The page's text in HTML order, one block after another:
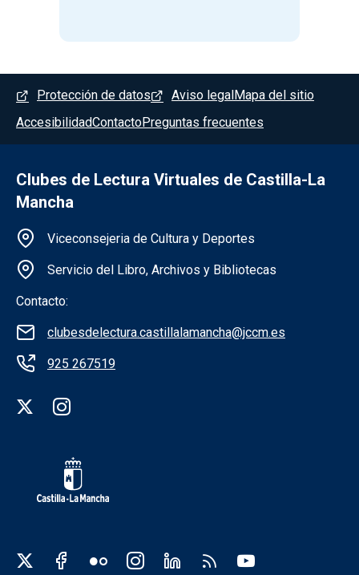
Menú del pie
Protección de datos Aviso legal Mapa del sitio
AccesibilidadContactoPreguntas frecuentes
Clubes de Lectura Virtuales de Castilla-La
Mancha
Información de la institución
Viceconsejeria de Cultura y Deportes
Servicio del Libro, Archivos y Bibliotecas
Contacto:
clubesdelectura.castillalamancha@jccm.es
925 267519
Redes sociales institución
Redes sociales JCCM